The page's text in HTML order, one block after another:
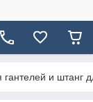
и штанг